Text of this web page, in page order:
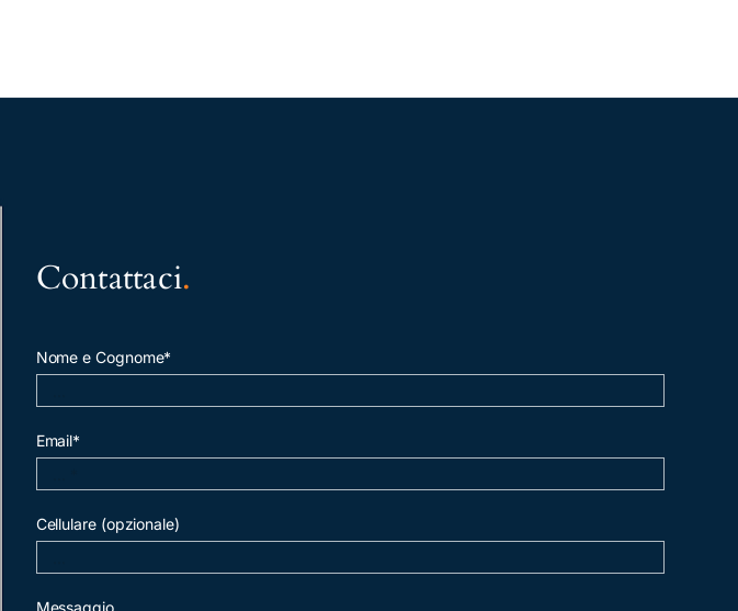
Contattaci.
Nome e Cognome*
Email*
Cellulare (opzionale)
Messaggio